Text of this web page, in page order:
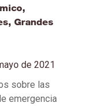
,
, Grandes
sobre las
emergencia